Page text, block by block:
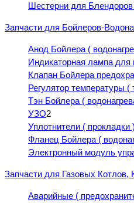
Шестерни для
Запчасти для Бойлеров-
Анод Бойлера (
Индикаторная лампа для
Клапан Бойлера
Регулятор температуры
Тэн Бойлера (
УЗО2
Уплотнители ( прокладки
Фланец Бойлера (
Электронный модуль
Запчасти для Газовых Котлов,
Аварийные (